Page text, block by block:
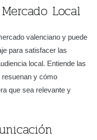
Local
valenciano y puede
para satisfacer las
local. Entiende las
y cómo
que sea relevante y